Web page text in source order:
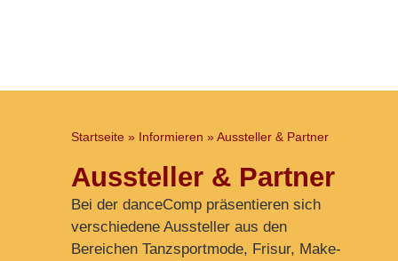
Startseite » Informieren » Aussteller & Partner
Aussteller & Partner
Bei der danceComp präsentieren sich
verschiedene Aussteller aus den
Bereichen Tanzsportmode, Frisur, Make-